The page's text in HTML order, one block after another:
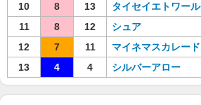
10
8 13 タイセイエトワール
11
8 12 シュア
12
7 11 マイネマスカレード
13
4 4 シルバーアロー